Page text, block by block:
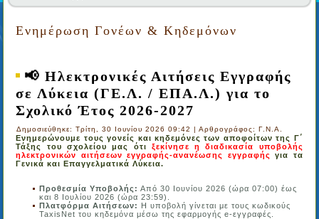
Ενημέρωση Γονέων & Κηδεμόνων
📢 Ηλεκτρονικές Αιτήσεις Εγγραφής
σε Λύκεια (ΓΕ.Λ. / ΕΠΑ.Λ.) για το
Σχολικό Έτος 2026-2027
Δημοσιεύθηκε: Τρίτη, 30 Ιουνίου 2026 09:42|Αρθρογράφος: Γ.Ν.Α.
Ενημερώνουμε τους γονείς και κηδεμόνες των αποφοίτων της Γ΄
Τάξης του σχολείου μας ότι ξεκίνησε η διαδικασία υποβολής
ηλεκτρονικών αιτήσεων εγγραφής-ανανέωσης εγγραφής
για τα
Γενικά και Επαγγελματικά Λύκεια.
Προθεσμία Υποβολής: Από 30 Ιουνίου 2026 (ώρα 07:00) έως
και 8 Ιουλίου 2026 (ώρα 23:59).
Πλατφόρμα Αιτήσεων: Η υποβολή γίνεται με τους κωδικούς
TaxisNet του κηδεμόνα μέσω της εφαρμογής e-εγγραφές.